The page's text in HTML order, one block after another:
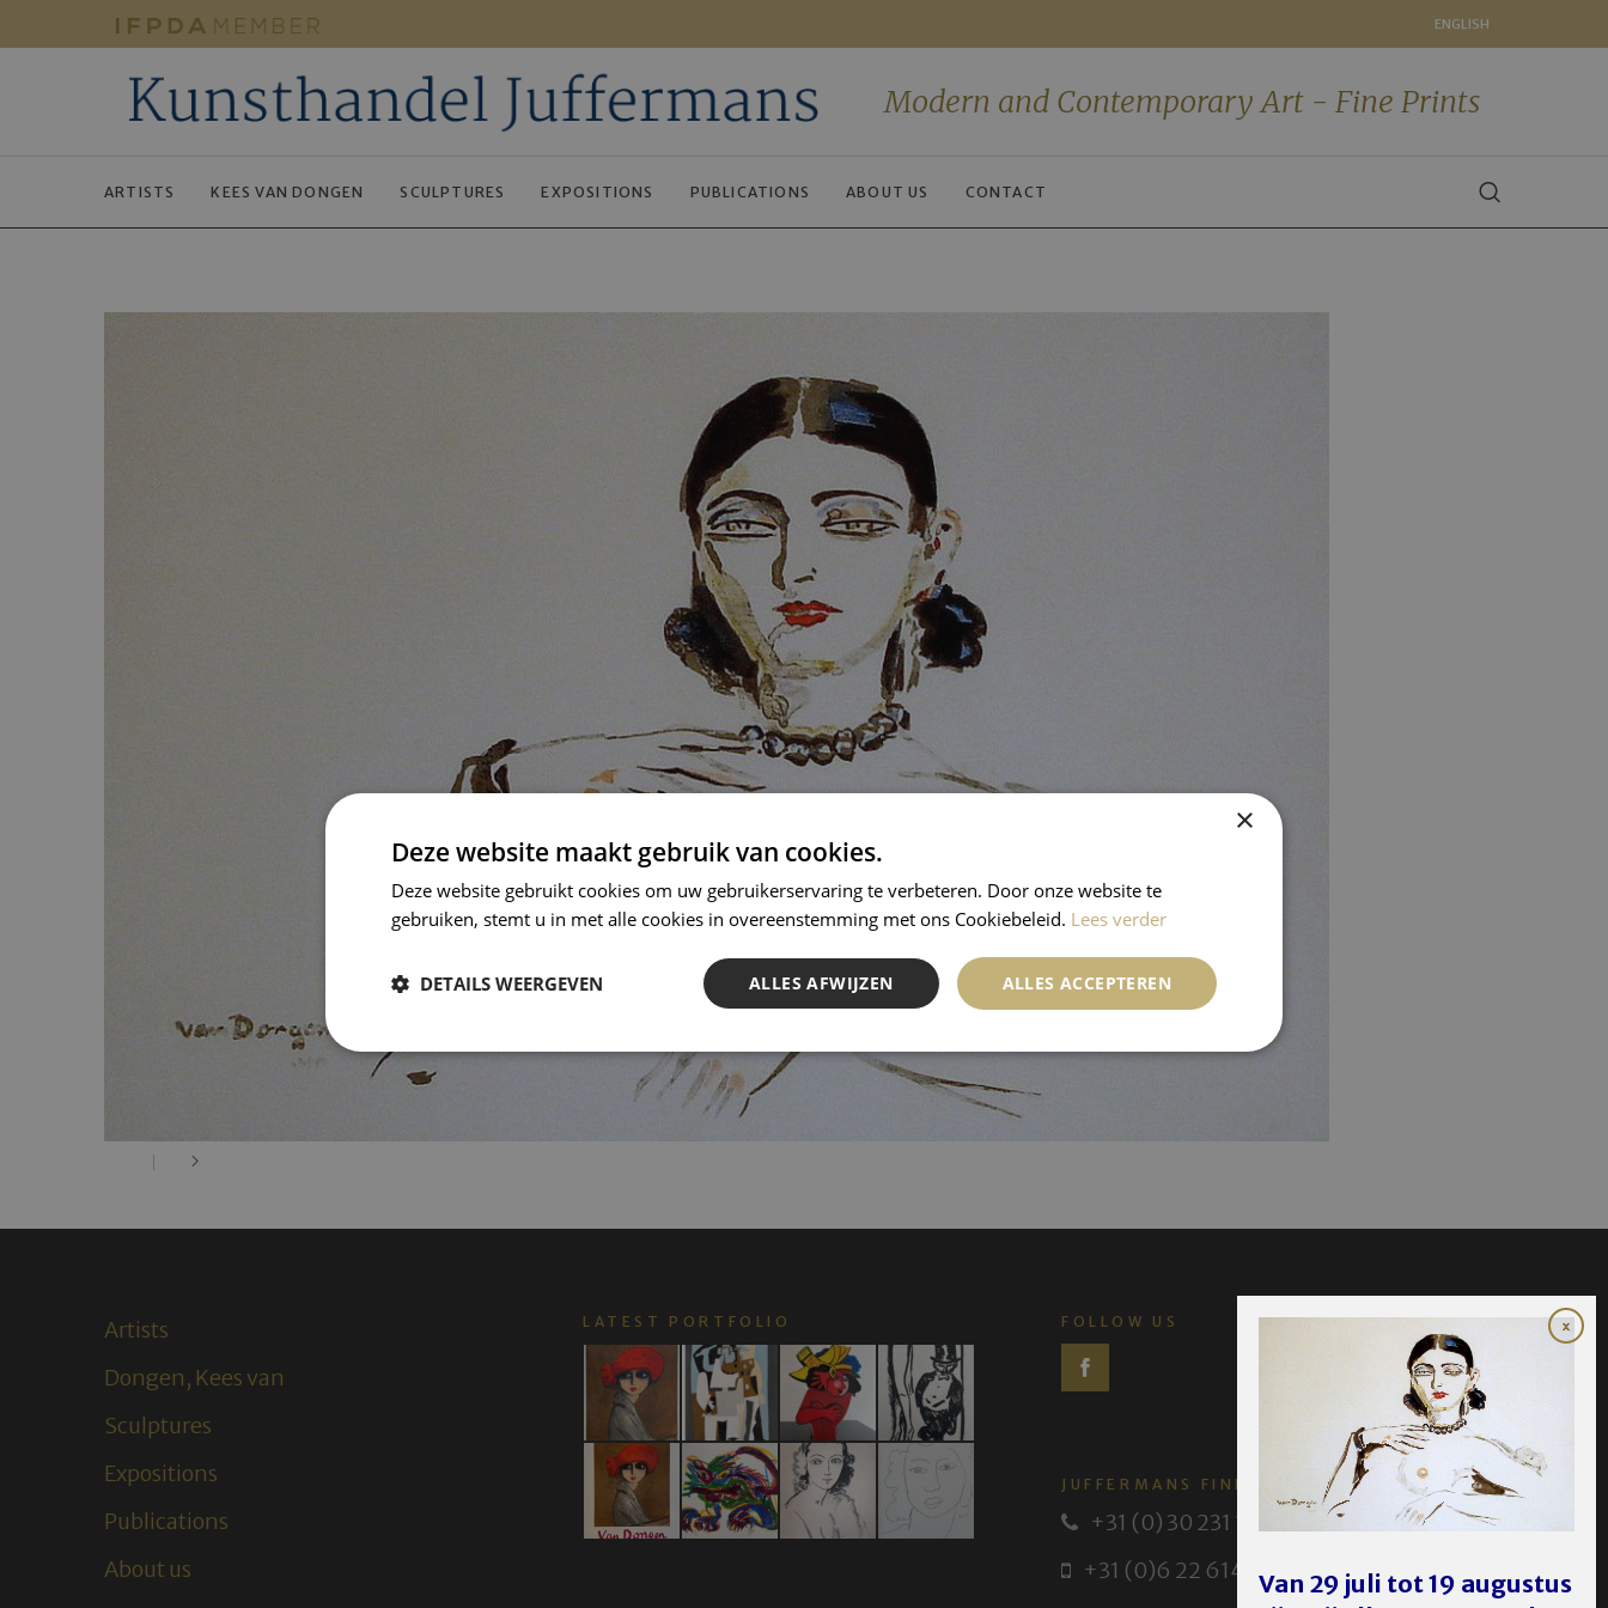
ENGLISH
Modern and Contemporary Art - Fine Prints
ARTISTS KEES VAN DONGEN SCULPTURES EXPOSITIONS PUBLICATIONS ABOUT US CONTACT
Artists
Dongen, Kees van
Sculptures
Expositions
Publications
About us
LATEST PORTFOLIO FOLLOW US
JUFFERMANS FINE ART
+31 (0) 30 231 14 63
+31 (0)6 22 614 582Van 29 juli tot 19 augustus
×
Deze website maakt gebruik van cookies.
Deze website gebruikt cookies om uw gebruikerservaring te verbeteren. Door onze website te
gebruiken, stemt u in met alle cookies in overeenstemming met ons Cookiebeleid. Lees verder
ALLES ACCEPTEREN
ALLES AFWIJZEN
DETAILS WEERGEVEN